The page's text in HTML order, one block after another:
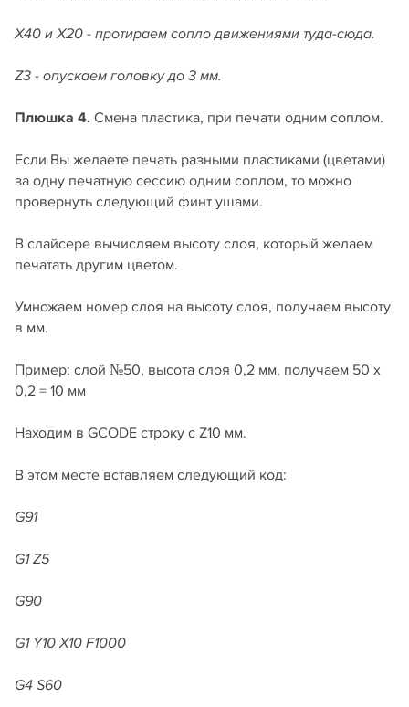
X40 и X20 - протираем сопло движениями туда-сюда.
Z3 - опускаем головку до 3 мм.
Плюшка 4. Смена пластика, при печати одним соплом.
Если Вы желаете печать разными пластиками (цветами)
за одну печатную сессию одним соплом, то можно
провернуть следующий финт ушами.
В слайсере вычисляем высоту слоя, который желаем
печатать другим цветом.
Умножаем номер слоя на высоту слоя, получаем высоту
в мм.
Пример: слой №50, высота слоя 0,2 мм, получаем 50 х
0,2 = 10 мм
Находим в GCODE строку с Z10 мм.
В этом месте вставляем следующий код:
G91
G1 Z5
G90
G1 Y10 X10 F1000
G4 S60